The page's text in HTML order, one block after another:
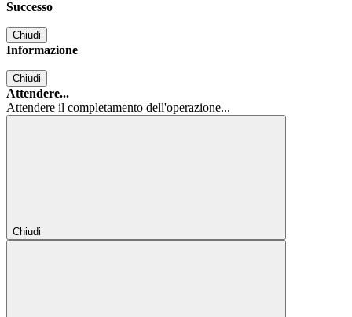
Successo
Chiudi
Informazione
Chiudi
Attendere...
Attendere il completamento dell'operazione...
Chiudi